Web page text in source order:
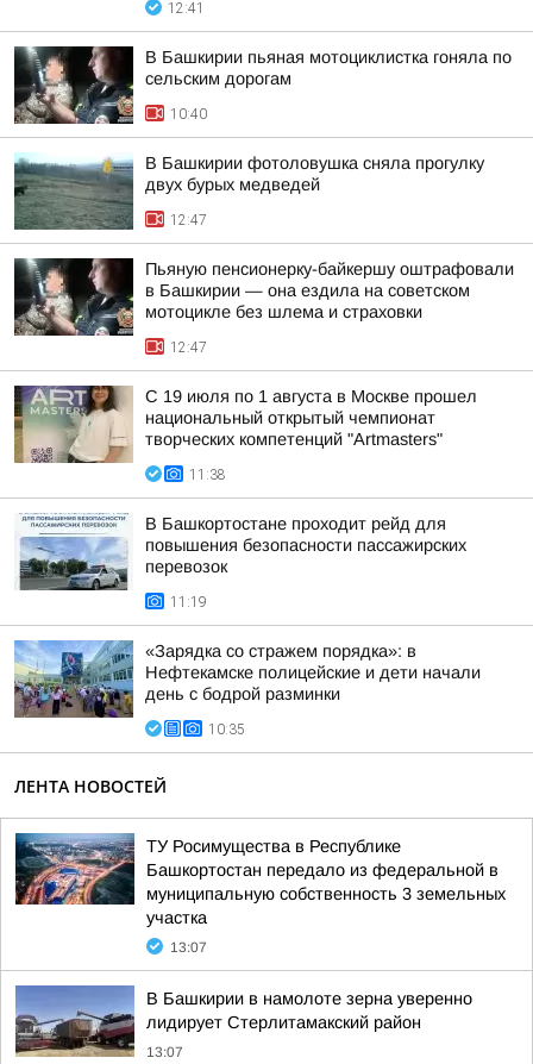
12:41
В Башкирии пьяная мотоциклистка гоняла по
сельским дорогам
10:40
В Башкирии фотоловушка сняла прогулку
двух бурых медведей
12:47
Пьяную пенсионерку-байкершу оштрафовали
в Башкирии — она ездила на советском
мотоцикле без шлема и страховки
12:47
С 19 июля по 1 августа в Москве прошел
национальный открытый чемпионат
творческих компетенций "Artmasters"
11:38
В Башкортостане проходит рейд для
повышения безопасности пассажирских
перевозок
11:19
«Зарядка со стражем порядка»: в
Нефтекамске полицейские и дети начали
день с бодрой разминки
10:35
ЛЕНТА НОВОСТЕЙ
ТУ Росимущества в Республике
Башкортостан передало из федеральной в
муниципальную собственность 3 земельных
участка
13:07
В Башкирии в намолоте зерна уверенно
лидирует Стерлитамакский район
13:07